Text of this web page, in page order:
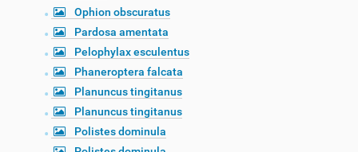
Ophion obscuratus
Pardosa amentata
Pelophylax esculentus
Phaneroptera falcata
Planuncus tingitanus
Planuncus tingitanus
Polistes dominula